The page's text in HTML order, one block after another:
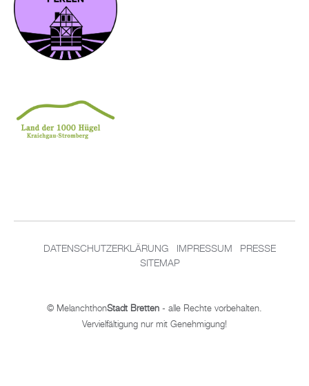
DATENSCHUTZERKLÄRUNG IMPRESSUM
PRESSE
SITEMAP
© MelanchthonStadt Bretten - alle Rechte vorbehalten.
Vervielfältigung nur mit Genehmigung!